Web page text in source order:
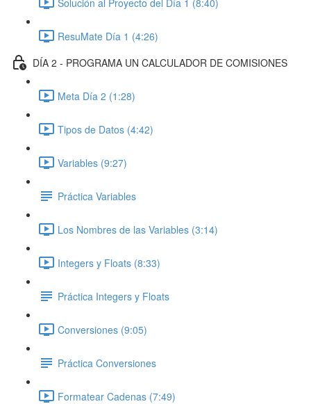
ResuMate Día 1 (4:26)
DÍA 2 - PROGRAMA UN CALCULADOR DE COMISIONES
Meta Día 2 (1:28)
Tipos de Datos (4:42)
Variables (9:27)
Práctica Variables
Los Nombres de las Variables (3:14)
Integers y Floats (8:33)
Práctica Integers y Floats
Conversiones (9:05)
Práctica Conversiones
Formatear Cadenas (7:49)